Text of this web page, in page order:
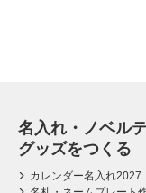
名入れ・ノベル
グッズをつくる
カレンダー名入れ2027